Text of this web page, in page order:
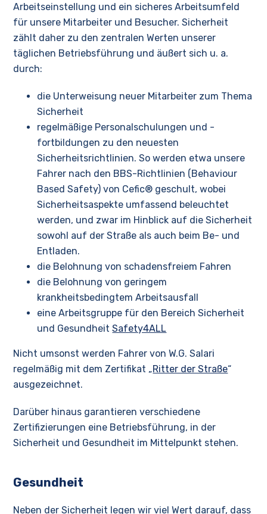
Arbeitseinstellung und ein sicheres Arbeitsumfeld
für unsere Mitarbeiter und Besucher. Sicherheit
zählt daher zu den zentralen Werten unserer
täglichen Betriebsführung und äußert sich u. a.
durch:
die Unterweisung neuer Mitarbeiter zum Thema
Sicherheit
regelmäßige Personalschulungen und -
fortbildungen zu den neuesten
Sicherheitsrichtlinien. So werden etwa unsere
Fahrer nach den BBS-Richtlinien (Behaviour
Based Safety) von Cefic® geschult, wobei
Sicherheitsaspekte umfassend beleuchtet
werden, und zwar im Hinblick auf die Sicherheit
sowohl auf der Straße als auch beim Be- und
Entladen.
die Belohnung von schadensfreiem Fahren
die Belohnung von geringem
krankheitsbedingtem Arbeitsausfall
eine Arbeitsgruppe für den Bereich Sicherheit
und GesundheitSafety4ALL
Nicht umsonst werden Fahrer von W.G. Salari
regelmäßig mit dem Zertifikat „Ritter der Straße“
ausgezeichnet.
Darüber hinaus garantieren verschiedene
Zertifizierungen eine Betriebsführung, in der
Sicherheit und Gesundheit im Mittelpunkt stehen.
Gesundheit
Neben der Sicherheit legen wir viel Wert darauf, dass